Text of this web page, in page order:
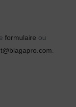
formulaire ou
.